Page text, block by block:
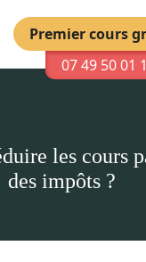
07 49 50 01
Premier cours
les cours
des impôts ?